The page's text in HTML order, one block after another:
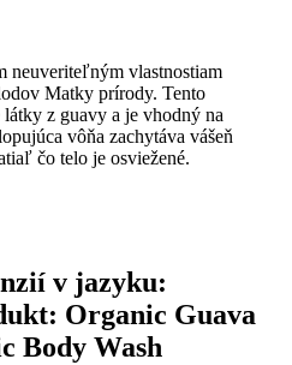
neuveriteľným vlastnostiam
Matky prírody. Tento
z guavy a je vhodný na
vôňa zachytáva vášeň
čo telo je osviežené.
v jazyku:
Organic Guava
Body Wash